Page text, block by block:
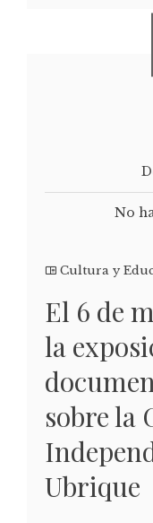
No
Cultura y
El 6 de
la
sobre la
Ubrique